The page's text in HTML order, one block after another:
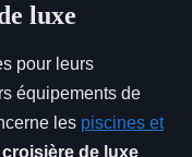
luxe
pour leurs
équipements de
les piscines et
de luxe